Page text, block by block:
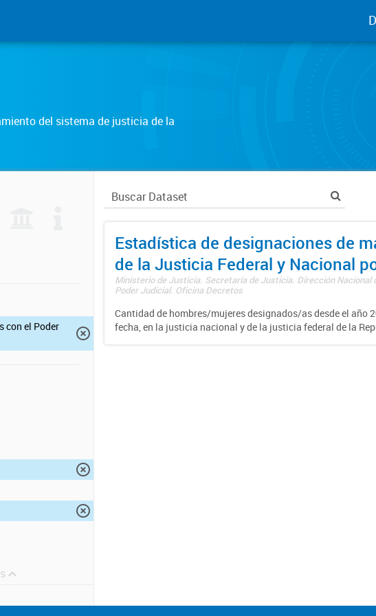
del sistema de justicia de la
con el Poder
Estadística de designaciones de
de la Justicia Federal y Nacional
Ministerio de Justicia. Secretaría de Justicia. Dirección Nacional
Poder Judicial. Oficina Decretos
Cantidad de hombres/mujeres designados/as desde el año
fecha, en la justicia nacional y de la justicia federal de la